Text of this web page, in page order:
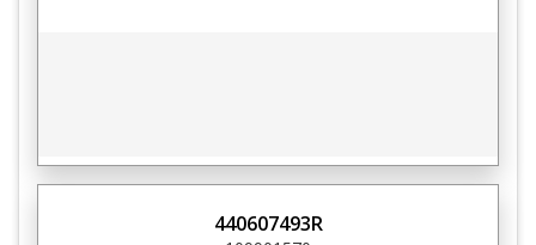
440607493R